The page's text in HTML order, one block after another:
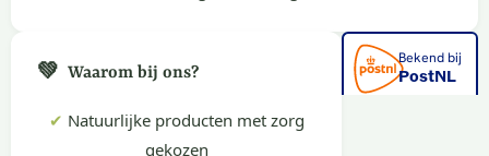
💚 Waarom bij ons?
✔ Natuurlijke producten met zorg
gekozen